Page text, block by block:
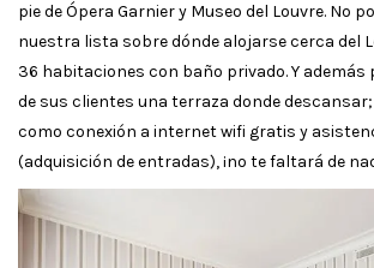
pie de Ópera Garnier y Museo del Louvre. No
nuestra lista sobre dónde alojarse cerca del
36 habitaciones con baño privado. Y además
de sus clientes una terraza donde
como conexión a internet wifi gratis y
(adquisición de entradas), ¡no te faltará de